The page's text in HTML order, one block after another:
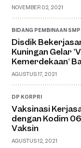
NOVEMBER 02, 2021
BIDANG PEMBINAAN SMP
Disdik
Kuningan Gelar
Kemerdekaan'
AGUSTUS 17, 2021
DP KORPRI
Vaksinasi
dengan Kodim
Vaksin
AGUSTUS 12, 2021